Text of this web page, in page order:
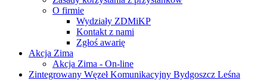
O firmie
Wydziały ZDMiKP
Kontakt z nami
Zgłoś awarię
Akcja Zima
Akcja Zima - On-line
Zintegrowany Węzeł Komunikacyjny Bydgoszcz Leśna